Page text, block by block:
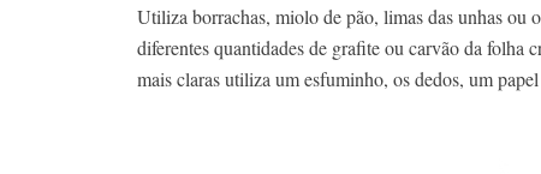
Utiliza borrachas, miolo de pão, limas das unhas ou
diferentes quantidades de grafite ou carvão da folha
mais claras utiliza um esfuminho, os dedos, um